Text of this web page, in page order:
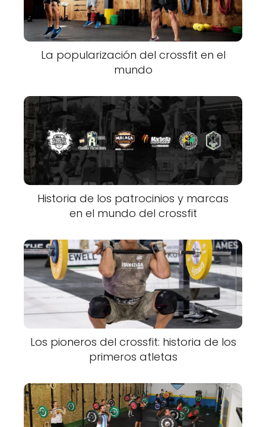
La popularización del crossfit en el
mundo
Historia de los patrocinios y marcas
en el mundo del crossfit
Los pioneros del crossfit: historia de los
primeros atletas